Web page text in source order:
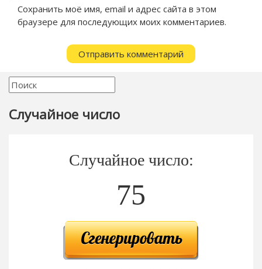
Сохранить моё имя, email и адрес сайта в этом
браузере для последующих моих комментариев.
Случайное число
Случайное число:
75